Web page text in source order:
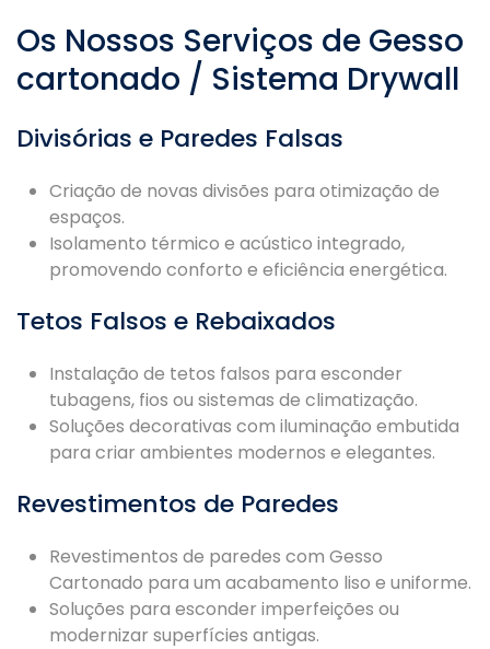
Os Nossos Serviços de Gesso
cartonado / Sistema Drywall
Divisórias e Paredes Falsas
Criação de novas divisões para otimização de
espaços.
Isolamento térmico e acústico integrado,
promovendo conforto e eficiência energética.
Tetos Falsos e Rebaixados
Instalação de tetos falsos para esconder
tubagens, fios ou sistemas de climatização.
Soluções decorativas com iluminação embutida
para criar ambientes modernos e elegantes.
Revestimentos de Paredes
Revestimentos de paredes com Gesso
Cartonado para um acabamento liso e uniforme.
Soluções para esconder imperfeições ou
modernizar superfícies antigas.